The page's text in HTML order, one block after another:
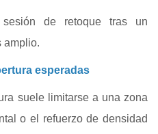
de retoque tras un
amplio.
esperadas
suele limitarse a una zona
o el refuerzo de densidad